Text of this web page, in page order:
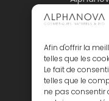
Afin d'offrir la
telles que les
Le fait de
telles que le
ne pas consentir